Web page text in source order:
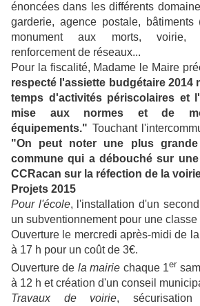
énoncées dans les différents
garderie, agence postale, bâtiments
monument aux morts, voirie,
renforcement de réseaux...
Pour la fiscalité, Madame le Maire
respecté l'assiette budgétaire 2014
temps d'activités périscolaires et
mise aux normes et de
équipements." Touchant
"On peut noter une plus
commune qui a débouché sur
CCRacan sur la réfection de la
Projets 2015
Pour l'école, l'installation d'un
un subventionnement pour une classe
Ouverture le mercredi après-midi de
à 17 h pour un coût de 3€.
Ouverture de la mairie chaque 1er
à 12 h et création d'un conseil
Travaux de voirie,